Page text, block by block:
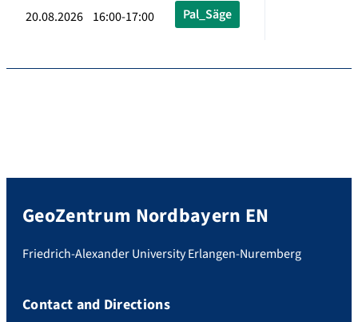
20.08.2026 16:00-17:00 Pal_Säge
GeoZentrum Nordbayern EN
Friedrich-Alexander University Erlangen-Nuremberg
Contact and Directions